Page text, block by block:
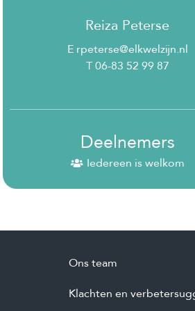
Reiza Peterse
E rpeterse@elkwelzijn.nl
T 06-83 52 99 87
Deelnemers
Iedereen is welkom
Ons team
Klachten en